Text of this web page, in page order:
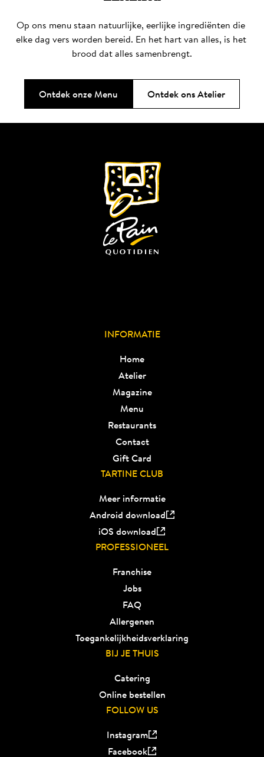
Op ons menu staan natuurlijke, eerlijke ingrediënten die
elke dag vers worden bereid. En het hart van alles, is het
brood dat alles samenbrengt.
Ontdek onze Menu Ontdek ons Atelier
INFORMATIE
Home
Atelier
Magazine
Menu
Restaurants
Contact
Gift Card
TARTINE CLUB
Meer informatie
Android download
iOS download
PROFESSIONEEL
Franchise
Jobs
FAQ
Allergenen
Toegankelijkheidsverklaring
BIJ JE THUIS
Catering
Online bestellen
FOLLOW US
Instagram
Facebook